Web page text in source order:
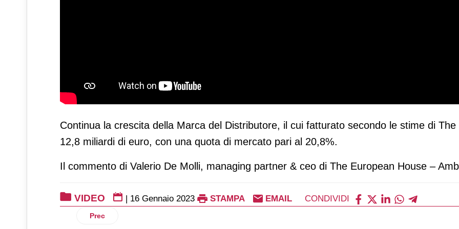
Continua la crescita della Marca del Distributore, il cui fatturato secondo le stime di
12,8 miliardi di euro, con una quota di mercato pari al 20,8%.
Il commento di Valerio De Molli, managing partner & ceo di The European House –
VIDEO | 16 Gennaio 2023 STAMPA EMAIL CONDIVIDI
Articolo precedente: Marca Tg by PLM - 18 gennaio 2023
Prec